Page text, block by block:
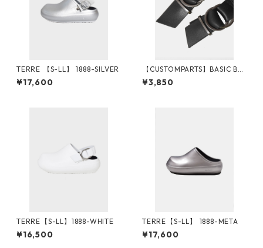
TERRE 【S-LL】 1888-SILVER
¥17,600
【CUSTOMPARTS】BASIC BEL
T
¥3,850
TERRE【S-LL】1888-WHITE
¥16,500
TERRE【S-LL】 1888-META
¥17,600